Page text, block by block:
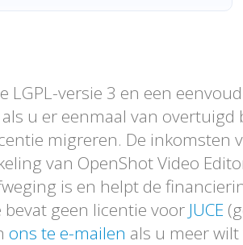
versie 3 en een
u er eenmaal van
migreren. De inkomsten
van OpenShot Video
is en helpt de
geen licentie voor JUCE
ons te e-mailen als u meer wilt